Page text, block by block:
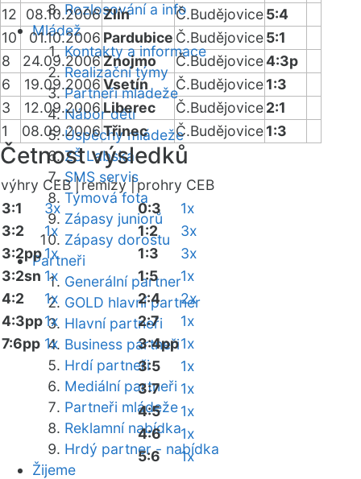
Rozlosování a info
Mládež
Kontakty a informace
Realizační týmy
Partneři mládeže
Nábor dětí
Úspěchy mládeže
ZŠ Labská
SMS servis
Týmová fota
Zápasy juniorů
Zápasy dorostu
Partneři
Generální partner
GOLD hlavní partner
Hlavní partneři
Business partneři
Hrdí partneři
Mediální partneři
Partneři mládeže
Reklamní nabídka
Hrdý partner - nabídka
Žijeme
12
08.10.2006Zlín Č.Budějovice5:4
10
01.10.2006 Pardubice Č.Budějovice5:1
8
24.09.2006Znojmo Č.Budějovice4:3p
6
19.09.2006Vsetín Č.Budějovice1:3
3
12.09.2006 Liberec Č.Budějovice2:1
1
08.09.2006Třinec Č.Budějovice1:3
Četnost výsledků
výhry CEB |remízy |prohry CEB
3:1
3x
3:2
1x
3:2pp1x
3:2sn 1x
4:2
1x
4:3pp1x
7:6pp 1x
0:3
1x
1:2
3x
1:3
3x
1:5
1x
2:4
2x
2:7
1x
3:4pp1x
3:5
1x
3:7
1x
4:5
1x
4:6
1x
5:6
1x